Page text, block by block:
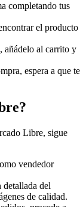
completando tus
el producto
añádelo al carrito y
espera a que te
Libre, sigue
vendedor
del
de calidad.